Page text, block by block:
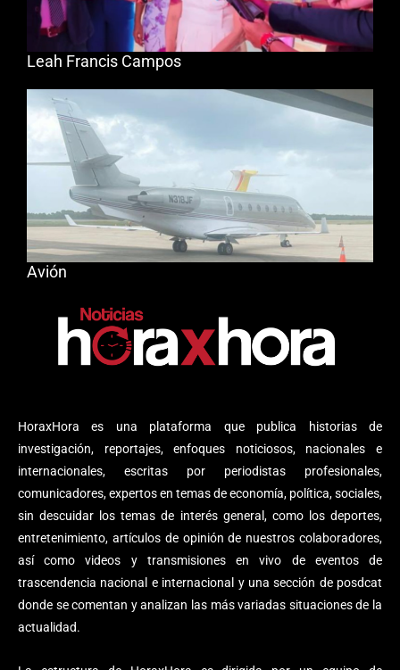
HoraxHora es una plataforma que publica historias de
investigación, reportajes, enfoques noticiosos, nacionales e
internacionales, escritas por periodistas profesionales,
comunicadores, expertos en temas de economía, política, sociales,
sin descuidar los temas de interés general, como los deportes,
entretenimiento, artículos de opinión de nuestros colaboradores,
así como videos y transmisiones en vivo de eventos de
trascendencia nacional e internacional y una sección de posdcat
donde se comentan y analizan las más variadas situaciones de la
actualidad.
Leah Francis Campos
Avión